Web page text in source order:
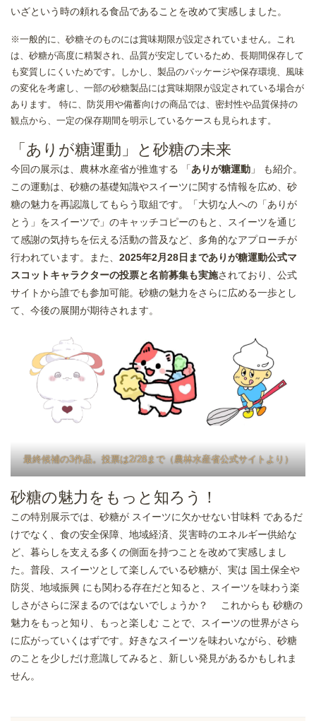
いざという時の頼れる食品であることを改めて実感しました。
※一般的に、砂糖そのものには賞味期限が設定されていません。これ
は、砂糖が高度に精製され、品質が安定しているため、長期間保存して
も変質しにくいためです。しかし、製品のパッケージや保存環境、風味
の変化を考慮し、一部の砂糖製品には賞味期限が設定されている場合が
あります。 特に、防災用や備蓄向けの商品では、密封性や品質保持の
観点から、一定の保存期間を明示しているケースも見られます。
「ありが糖運動」と砂糖の未来
今回の展示は、農林水産省が推進する 「ありが糖運動 」 も紹介。
この運動は、砂糖の基礎知識やスイーツに関する情報を広め、砂
糖の魅力を再認識してもらう取組です。「大切な人への「ありが
とう」をスイーツで」のキャッチコピーのもと、スイーツを通じ
て感謝の気持ちを伝える活動の普及など、多角的なアプローチが
行われています。また、 2025年2月28日までありが糖運動公式マ
スコットキャラクターの投票と名前募集も実施されており、公式
サイトから誰でも参加可能。砂糖の魅力をさらに広める一歩とし
て、今後の展開が期待されます。
最終候補の3作品。投票は2/28まで（農林水産省公式サイトより）
砂糖の魅力をもっと知ろう！
この特別展示では、砂糖が スイーツに欠かせない甘味料 であるだ
けでなく、食の安全保障、地域経済、災害時のエネルギー供給な
ど、暮らしを支える多くの側面を持つことを改めて実感しまし
た。普段、スイーツとして楽しんでいる砂糖が、実は 国土保全や
防災、地域振興 にも関わる存在だと知ると、スイーツを味わう楽
しさがさらに深まるのではないでしょうか？ これからも 砂糖の
魅力をもっと知り、もっと楽しむ ことで、スイーツの世界がさら
に広がっていくはずです。好きなスイーツを味わいながら、砂糖
のことを少しだけ意識してみると、新しい発見があるかもしれま
せん。